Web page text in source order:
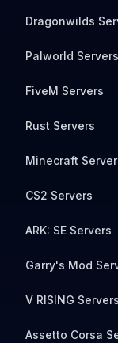
Dragonwilds
Palworld Servers
FiveM Servers
Rust Servers
Minecraft
CS2 Servers
ARK: SE Servers
Garry's Mod
V RISING Servers
Assetto Corsa